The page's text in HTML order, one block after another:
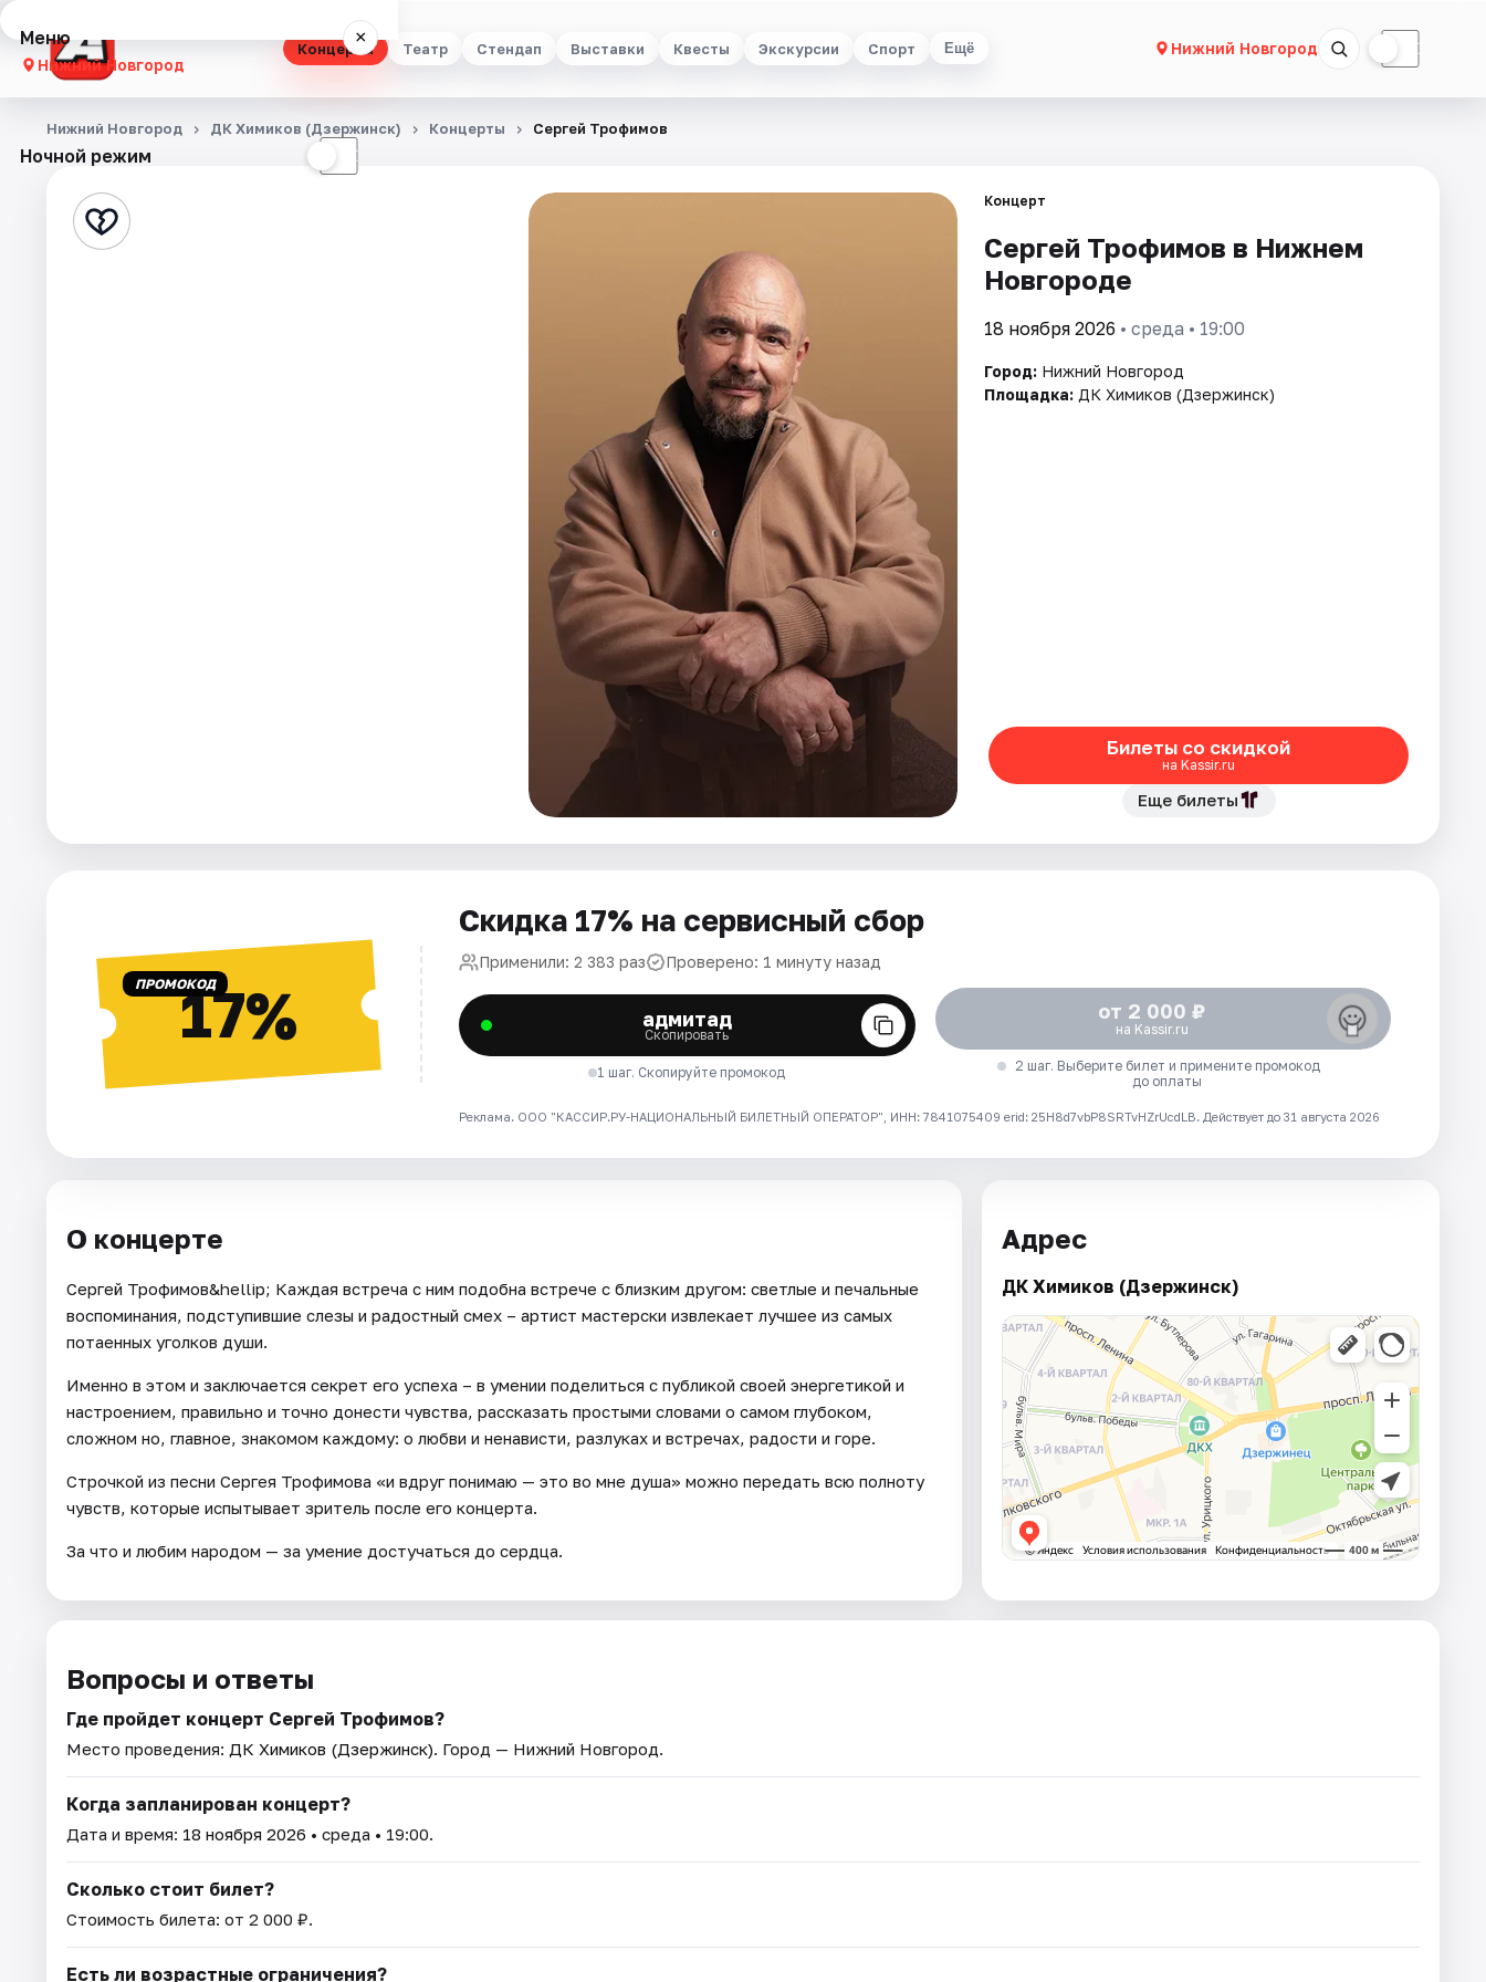
Концерты Театр Стендап Выставки Квесты Экскурсии Спорт Ещё Нижний Новгород ☾
Меню ×
Нижний Новгород
Концерты
Стендап
Ночной режим ☾
Нижний Новгород ДК Химиков (Дзержинск) Концерты Сергей Трофимов
Концерт
Сергей Трофимов в Нижнем
Новгороде
18 ноября 2026 • среда • 19:00
Город: Нижний Новгород
Площадка: ДК Химиков (Дзержинск)
Билеты со скидкой
на Kassir.ru
Еще билеты
ПРОМОКОД17%
Скидка 17% на сервисный сбор
Применили: 2 383 раз Проверено: 1 минуту назад
адмитад
Скопировать
1 шаг. Скопируйте промокод
от 2 000 ₽
на Kassir.ru
2 шаг. Выберите билет и примените промокод
до оплаты
Реклама. ООО "КАССИР.РУ-НАЦИОНАЛЬНЫЙ БИЛЕТНЫЙ ОПЕРАТОР", ИНН: 7841075409 erid: 25H8d7vbP8SRTvHZrUcdLB. Действует до 31 августа 2026
О концерте
Сергей Трофимов&hellip; Каждая встреча с ним подобна встрече с близким другом: светлые и печальные
воспоминания, подступившие слезы и радостный смех – артист мастерски извлекает лучшее из самых
потаенных уголков души.
Именно в этом и заключается секрет его успеха – в умении поделиться с публикой своей энергетикой и
настроением, правильно и точно донести чувства, рассказать простыми словами о самом глубоком,
сложном но, главное, знакомом каждому: о любви и ненависти, разлуках и встречах, радости и горе.
Строчкой из песни Сергея Трофимова «и вдруг понимаю — это во мне душа» можно передать всю полноту
чувств, которые испытывает зритель после его концерта.
За что и любим народом — за умение достучаться до сердца.
Адрес
ДК Химиков (Дзержинск)
Вопросы и ответы
Где пройдет концерт Сергей Трофимов?
Место проведения: ДК Химиков (Дзержинск). Город — Нижний Новгород.
Когда запланирован концерт?
Дата и время: 18 ноября 2026 • среда • 19:00.
Сколько стоит билет?
Стоимость билета: от 2 000 ₽.
Есть ли возрастные ограничения?